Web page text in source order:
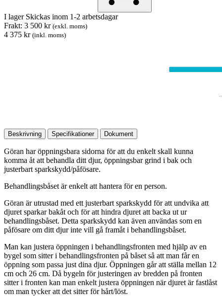
I lager Skickas inom 1-2 arbetsdagar
Frakt: 3 500 kr (exkl. moms)
4 375 kr (inkl. moms)
Beskrivning Specifikationer Dokument
Göran har öppningsbara sidorna för att du enkelt skall kunna
komma åt att behandla ditt djur, öppningsbar grind i bak och
justerbart sparkskydd/påfösare.
Behandlingsbåset är enkelt att hantera för en person.
Göran är utrustad med ett justerbart sparkskydd för att undvika att
djuret sparkar bakåt och för att hindra djuret att backa ut ur
behandlingsbåset. Detta sparkskydd kan även användas som en
påfösare om ditt djur inte vill gå framåt i behandlingsbåset.
Man kan justera öppningen i behandlingsfronten med hjälp av en
bygel som sitter i behandlingsfronten på båset så att man får en
öppning som passa just dina djur. Öppningen går att ställa mellan 12
cm och 26 cm. Då bygeln för justeringen av bredden på fronten
sitter i fronten kan man enkelt justera öppningen när djuret är fastlåst
om man tycker att det sitter för hårt/löst.